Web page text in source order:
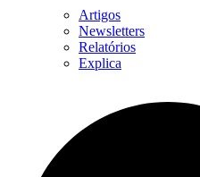
Artigos
Newsletters
Relatórios
Explica